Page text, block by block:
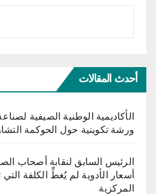
أحدث المقالات
الأكاديمية الوطنية الصيفية
ورشة تكوينية حول الحوكمة
الرئيس السابق لنقابة أصحاب
أسعار الأدوية لم يُغطِّ الكلفة التي
المركزية